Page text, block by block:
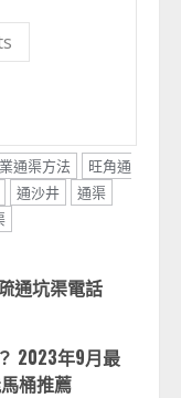
通渠方法
旺角通
通沙井
通渠
通坑渠電話
2023年9月最
桶推薦